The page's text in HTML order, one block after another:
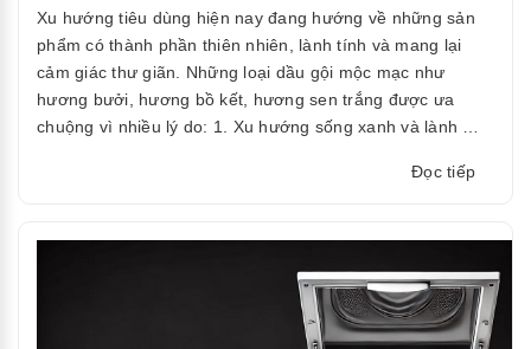
Xu hướng tiêu dùng hiện nay đang hướng về những sản
phẩm có thành phần thiên nhiên, lành tính và mang lại
cảm giác thư giãn. Những loại dầu gội mộc mạc như
hương bưởi, hương bồ kết, hương sen trắng được ưa
chuộng vì nhiều lý do: 1. Xu hướng sống xanh và lành …
Đọc tiếp“Tại
dùng
hiện
nay